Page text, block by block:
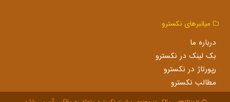
میانبرهای نكسترو
درباره ما
بک لینک در نكسترو
رپورتاژ در نكسترو
مطالب نكسترو